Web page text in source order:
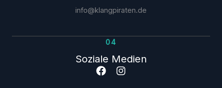
info@klangpiraten.de
04
Soziale Medien